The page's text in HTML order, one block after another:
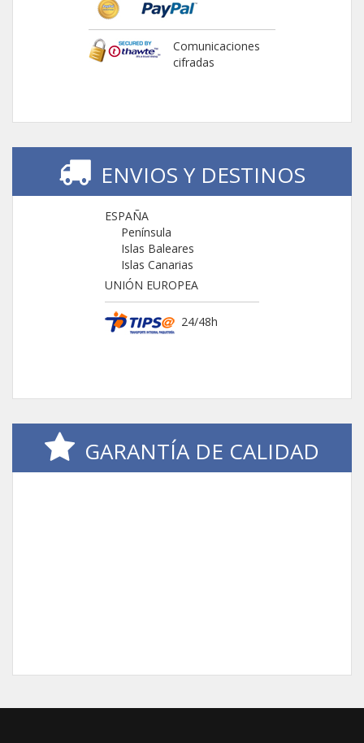
Comunicaciones
cifradas
ENVIOS Y DESTINOS
ESPAÑA
Península
Islas Baleares
Islas Canarias
UNIÓN EUROPEA
24/48h
GARANTÍA DE CALIDAD